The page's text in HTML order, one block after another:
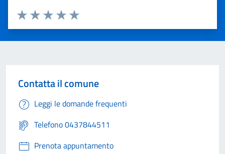
Valuta 5 stelle su 5
Valuta 4 stelle su 5
Valuta 3 stelle su 5
Valuta 2 stelle su 5
Valuta 1 stelle su 5
Contatta il comune
Leggi le domande frequenti
Telefono 0437844511
Prenota appuntamento